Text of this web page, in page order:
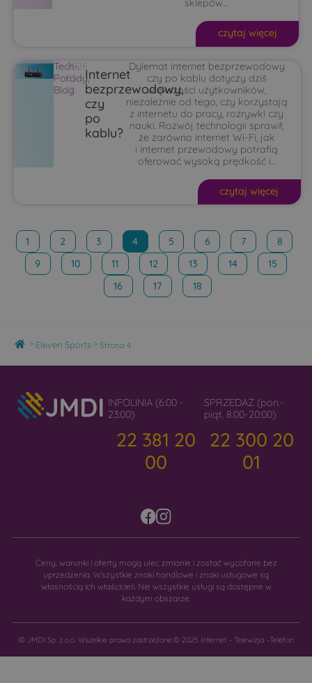
sklepów...
czytaj więcej
Tech-
Porady,
Blog
2026-
03-
17
Internet
bezprzewodowy,
czy
po
kablu?
Dylemat internet bezprzewodowy
czy po kablu dotyczy dziś
większości użytkowników,
niezależnie od tego, czy korzystają
z internetu do pracy, rozrywki czy
nauki. Rozwój technologii sprawił,
że zarówno internet Wi-Fi, jak
i internet przewodowy potrafią
oferować wysoką prędkość i...
czytaj więcej
1 2 3 4 5 6 7
8
9
10 11 12 13 14
15
16
17 18
Home
> Eleven Sports > Strona 4
INFOLINIA (6:00 -
23:00)
22 381 20
00
SPRZEDAŻ (pon.-
piąt. 8:00-20:00)
22 300 20
01
Ceny, warunki i oferty mogą ulec zmianie i zostać wycofane bez
uprzedzenia. Wszystkie znaki handlowe i znaki usługowe są
własnością ich właścicieli. Nie wszystkie usługi są dostępne w
każdym obszarze.
© JMDI Sp. z o.o. Wszelkie prawa zastrzeżone.© 2025 Internet – Telewizja –Telefon